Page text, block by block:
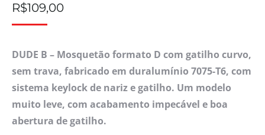
R$109,00
DUDE B – Mosquetão formato D com gatilho curvo,
sem trava, fabricado em duralumínio 7075-T6, com
sistema keylock de nariz e gatilho. Um modelo
muito leve, com acabamento impecável e boa
abertura de gatilho.